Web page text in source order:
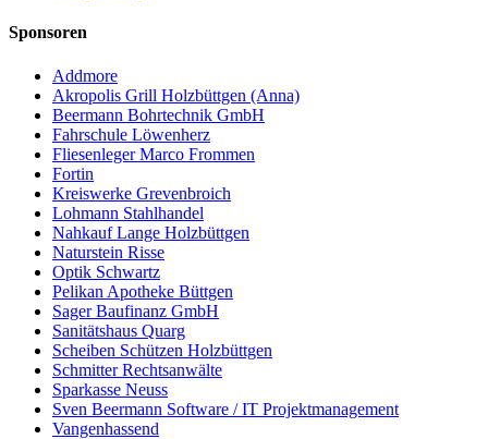
Sponsoren
Addmore
Akropolis Grill Holzbüttgen (Anna)
Beermann Bohrtechnik GmbH
Fahrschule Löwenherz
Fliesenleger Marco Frommen
Fortin
Kreiswerke Grevenbroich
Lohmann Stahlhandel
Nahkauf Lange Holzbüttgen
Naturstein Risse
Optik Schwartz
Pelikan Apotheke Büttgen
Sager Baufinanz GmbH
Sanitätshaus Quarg
Scheiben Schützen Holzbüttgen
Schmitter Rechtsanwälte
Sparkasse Neuss
Sven Beermann Software / IT Projektmanagement
Vangenhassend